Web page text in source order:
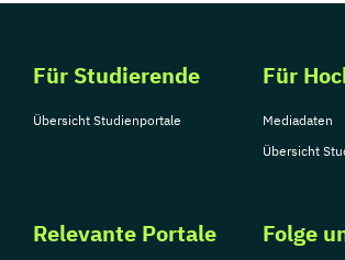
Für Studierende
Übersicht Studienportale
Für
Mediadaten
Übersicht
Relevante Portale Folge